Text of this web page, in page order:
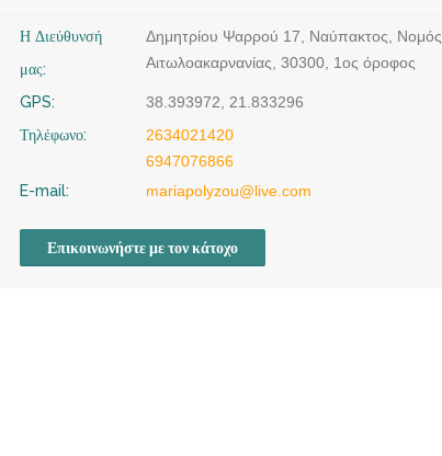
Η Διεύθυνσή
μας:
Δημητρίου Ψαρρού 17, Ναύπακτος, Νομός
Αιτωλοακαρνανίας, 30300, 1ος όροφος
GPS:
38.393972, 21.833296
Τηλέφωνο:
2634021420
6947076866
E-mail:
mariapolyzou@live.com
Επικοινωνήστε με τον κάτοχο